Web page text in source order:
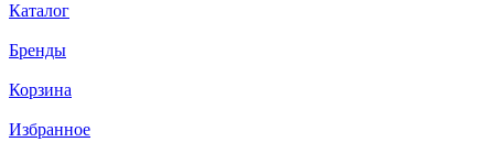
Каталог
Бренды
Корзина
Избранное